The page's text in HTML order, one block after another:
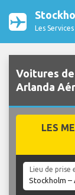
Les
Voitures
Arlanda
LES
Lieu de prise